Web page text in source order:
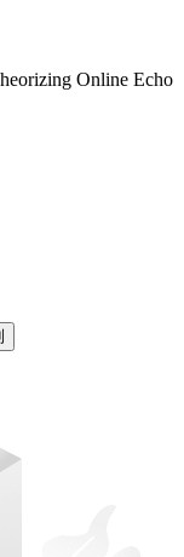
Online Echo